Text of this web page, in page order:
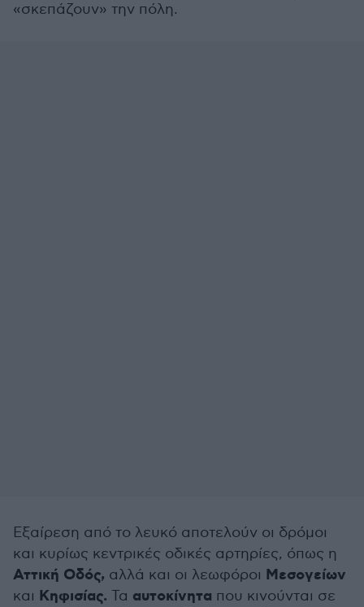
«σκεπάζουν» την πόλη.
Εξαίρεση από το λευκό αποτελούν οι δρόμοι
και κυρίως κεντρικές οδικές αρτηρίες, όπως η
Αττική Οδός, αλλά και οι λεωφόροι Μεσογείων
και Κηφισίας. Τα αυτοκίνητα που κινούνται σε